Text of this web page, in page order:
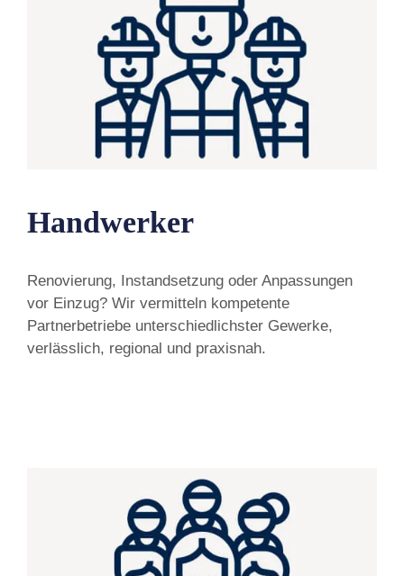
Handwerker
Renovierung, Instandsetzung oder Anpassungen
vor Einzug? Wir vermitteln kompetente
Partnerbetriebe unterschiedlichster Gewerke,
verlässlich, regional und praxisnah.